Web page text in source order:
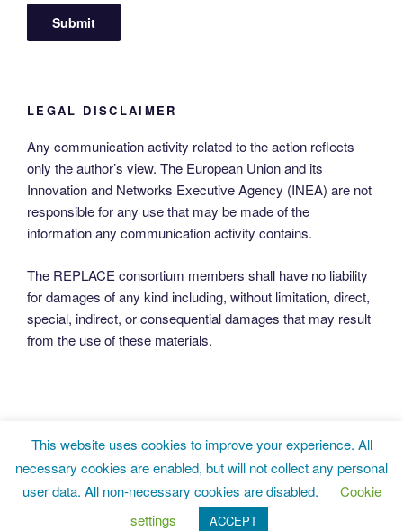
LEGAL DISCLAIMER
Any communication activity related to the action reflects
only the author’s view. The European Union and its
Innovation and Networks Executive Agency (INEA) are not
responsible for any use that may be made of the
information any communication activity contains.
The REPLACE consortium members shall have no liability
for damages of any kind including, without limitation, direct,
special, indirect, or consequential damages that may result
from the use of these materials.
Twitter LinkedInFacebook
Proudly powered by WordPress
This website uses cookies to improve your experience. All
necessary cookies are enabled, but will not collect any personal
user data. All non-necessary cookies are disabled.
Cookie
settings
ACCEPT